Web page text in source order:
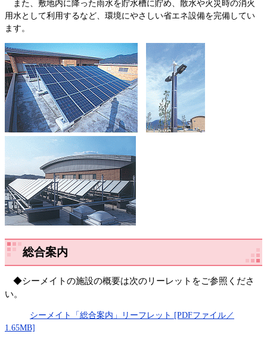
また、敷地内に降った雨水を貯水槽に貯め、散水や火災時の消火
用水として利用するなど、環境にやさしい省エネ設備を完備してい
ます。
総合案内
◆シーメイトの施設の概要は次のリーレットをご参照くださ
い。
シーメイト「総合案内」リーフレット [PDFファイル／
1.65MB]